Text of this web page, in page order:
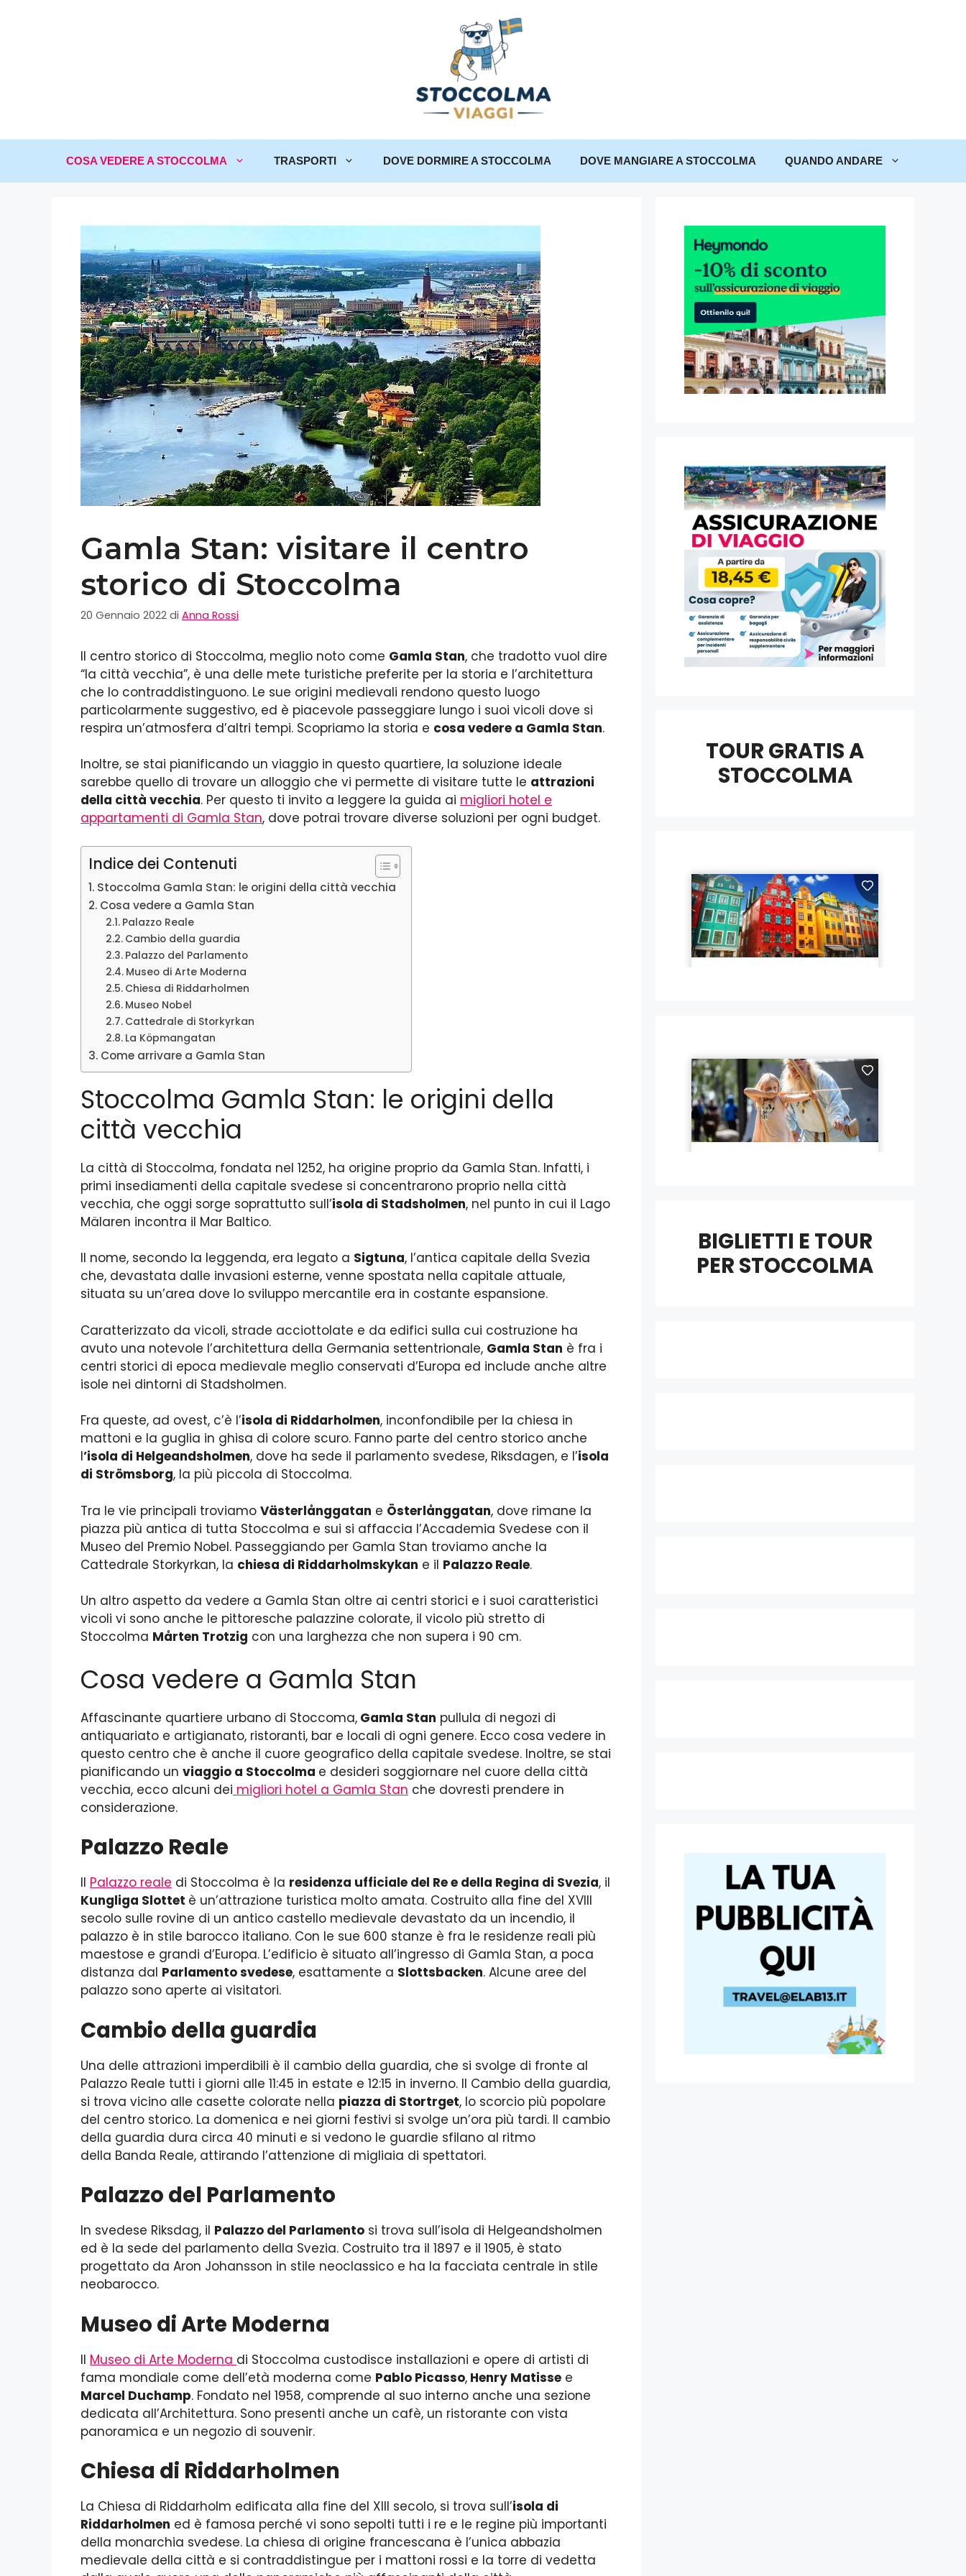
COSA VEDERE A STOCCOLMA TRASPORTI DOVE DORMIRE A STOCCOLMA DOVE MANGIARE A STOCCOLMA QUANDO ANDARE
Gamla Stan: visitare il centro
storico di Stoccolma
20 Gennaio 2022 di Anna Rossi
Il centro storico di Stoccolma, meglio noto come Gamla Stan, che tradotto vuol dire
“la città vecchia”, è una delle mete turistiche preferite per la storia e l’architettura
che lo contraddistinguono. Le sue origini medievali rendono questo luogo
particolarmente suggestivo, ed è piacevole passeggiare lungo i suoi vicoli dove si
respira un’atmosfera d’altri tempi. Scopriamo la storia e cosa vedere a Gamla Stan.
Inoltre, se stai pianificando un viaggio in questo quartiere, la soluzione ideale
sarebbe quello di trovare un alloggio che vi permette di visitare tutte le attrazioni
della città vecchia. Per questo ti invito a leggere la guida ai migliori hotel e
appartamenti di Gamla Stan, dove potrai trovare diverse soluzioni per ogni budget.
Indice dei Contenuti
Stoccolma Gamla Stan: le origini della città vecchia
Cosa vedere a Gamla Stan
Palazzo Reale
Cambio della guardia
Palazzo del Parlamento
Museo di Arte Moderna
Chiesa di Riddarholmen
Museo Nobel
Cattedrale di Storkyrkan
La Köpmangatan
Come arrivare a Gamla Stan
Stoccolma Gamla Stan: le origini della
città vecchia
La città di Stoccolma, fondata nel 1252, ha origine proprio da Gamla Stan. Infatti, i
primi insediamenti della capitale svedese si concentrarono proprio nella città
vecchia, che oggi sorge soprattutto sull’isola di Stadsholmen, nel punto in cui il Lago
Mälaren incontra il Mar Baltico.
Il nome, secondo la leggenda, era legato a Sigtuna, l’antica capitale della Svezia
che, devastata dalle invasioni esterne, venne spostata nella capitale attuale,
situata su un’area dove lo sviluppo mercantile era in costante espansione.
Caratterizzato da vicoli, strade acciottolate e da edifici sulla cui costruzione ha
avuto una notevole l’architettura della Germania settentrionale, Gamla Stan è fra i
centri storici di epoca medievale meglio conservati d’Europa ed include anche altre
isole nei dintorni di Stadsholmen.
Fra queste, ad ovest, c’è l’isola di Riddarholmen, inconfondibile per la chiesa in
mattoni e la guglia in ghisa di colore scuro. Fanno parte del centro storico anche
l’isola di Helgeandsholmen, dove ha sede il parlamento svedese, Riksdagen, e l’isola
di Strömsborg, la più piccola di Stoccolma.
Tra le vie principali troviamo Västerlånggatan e Österlånggatan, dove rimane la
piazza più antica di tutta Stoccolma e sui si affaccia l’Accademia Svedese con il
Museo del Premio Nobel. Passeggiando per Gamla Stan troviamo anche la
Cattedrale Storkyrkan, la chiesa di Riddarholmskykan e il Palazzo Reale.
Un altro aspetto da vedere a Gamla Stan oltre ai centri storici e i suoi caratteristici
vicoli vi sono anche le pittoresche palazzine colorate, il vicolo più stretto di
Stoccolma Mårten Trotzig con una larghezza che non supera i 90 cm.
Cosa vedere a Gamla Stan
Affascinante quartiere urbano di Stoccoma, Gamla Stan pullula di negozi di
antiquariato e artigianato, ristoranti, bar e locali di ogni genere. Ecco cosa vedere in
questo centro che è anche il cuore geografico della capitale svedese. Inoltre, se stai
pianificando un viaggio a Stoccolma e desideri soggiornare nel cuore della città
vecchia, ecco alcuni dei migliori hotel a Gamla Stan che dovresti prendere in
considerazione.
Palazzo Reale
Il Palazzo reale di Stoccolma è la residenza ufficiale del Re e della Regina di Svezia, il
Kungliga Slottet è un’attrazione turistica molto amata. Costruito alla fine del XVIII
secolo sulle rovine di un antico castello medievale devastato da un incendio, il
palazzo è in stile barocco italiano. Con le sue 600 stanze è fra le residenze reali più
maestose e grandi d’Europa. L’edificio è situato all’ingresso di Gamla Stan, a poca
distanza dal Parlamento svedese, esattamente a Slottsbacken. Alcune aree del
palazzo sono aperte ai visitatori.
Cambio della guardia
Una delle attrazioni imperdibili è il cambio della guardia, che si svolge di fronte al
Palazzo Reale tutti i giorni alle 11:45 in estate e 12:15 in inverno. Il Cambio della guardia,
si trova vicino alle casette colorate nella piazza di Stortrget, lo scorcio più popolare
del centro storico. La domenica e nei giorni festivi si svolge un’ora più tardi. Il cambio
della guardia dura circa 40 minuti e si vedono le guardie sfilano al ritmo
della Banda Reale, attirando l’attenzione di migliaia di spettatori.
Palazzo del Parlamento
In svedese Riksdag, il Palazzo del Parlamento si trova sull’isola di Helgeandsholmen
ed è la sede del parlamento della Svezia. Costruito tra il 1897 e il 1905, è stato
progettato da Aron Johansson in stile neoclassico e ha la facciata centrale in stile
neobarocco.
Museo di Arte Moderna
Il Museo di Arte Moderna di Stoccolma custodisce installazioni e opere di artisti di
fama mondiale come dell’età moderna come Pablo Picasso, Henry Matisse e
Marcel Duchamp. Fondato nel 1958, comprende al suo interno anche una sezione
dedicata all’Architettura. Sono presenti anche un cafè, un ristorante con vista
panoramica e un negozio di souvenir.
Chiesa di Riddarholmen
La Chiesa di Riddarholm edificata alla fine del XIII secolo, si trova sull’isola di
Riddarholmen ed è famosa perché vi sono sepolti tutti i re e le regine più importanti
della monarchia svedese. La chiesa di origine francescana è l’unica abbazia
medievale della città e si contraddistingue per i mattoni rossi e la torre di vedetta
TOUR GRATIS A
STOCCOLMA
BIGLIETTI E TOUR
PER STOCCOLMA